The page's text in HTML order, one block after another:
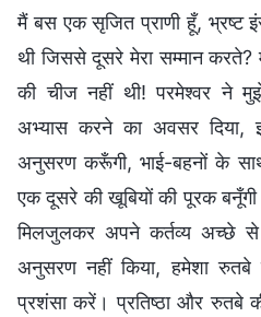
मैं बस एक सृजित प्राणी हूँ, भ्रष्ट
थी जिससे दूसरे मेरा सम्मान
की चीज नहीं थी! परमेश्वर ने
अभ्यास करने का अवसर दिया,
अनुसरण करूँगी, भाई-बहनों के
एक दूसरे की खूबियों की पूरक
मिलजुलकर अपने कर्तव्य अच्छे से
अनुसरण नहीं किया, हमेशा रुतबे
प्रशंसा करें। प्रतिष्ठा और रुतबे की